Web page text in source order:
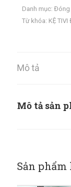
Danh mục: Đóng
Từ khóa: KỆ TIVI
Mô tả
Mô tả sản
Sản